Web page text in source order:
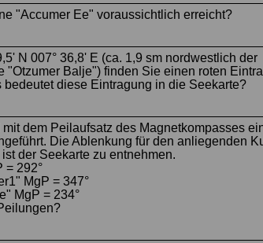
"Accumer Ee" voraussichtlich erreicht?
N 007° 36,8' E (ca. 1,9 sm nordwestlich der
"Otzumer Balje") finden Sie einen roten
bedeutet diese Eintragung in die Seekarte?
dem Peilaufsatz des Magnetkompasses
Die Ablenkung für den anliegenden
ist der Seekarte zu entnehmen.
= 292°
MgP = 347°
MgP = 234°